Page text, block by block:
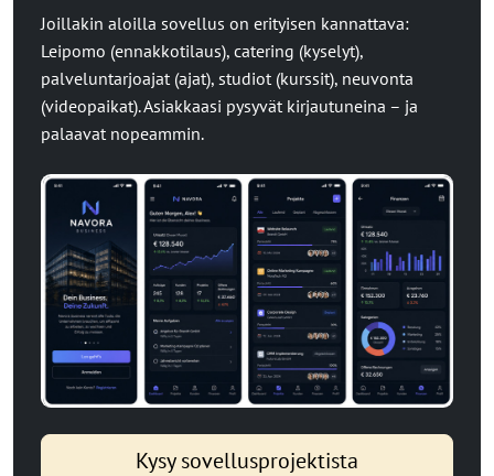
Joillakin aloilla sovellus on erityisen kannattava:
Leipomo (ennakkotilaus), catering (kyselyt),
palveluntarjoajat (ajat), studiot (kurssit), neuvonta
(videopaikat). Asiakkaasi pysyvät kirjautuneina – ja
palaavat nopeammin.
Kysy sovellusprojektista